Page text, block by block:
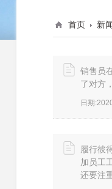
首页 新
销售员
了对方
日期
履行彼
加员工
还要注